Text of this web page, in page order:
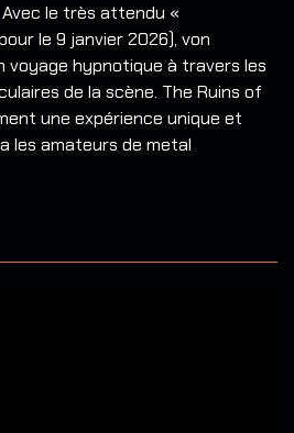
le très attendu «
le 9 janvier 2026), von
voyage hypnotique à travers les
de la scène. The Ruins of
une expérience unique et
les amateurs de metal